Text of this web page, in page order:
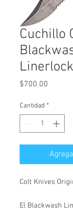
Cuchillo
Linerlock
$700.00
Cantidad *
Colt Knives
El Blackwash